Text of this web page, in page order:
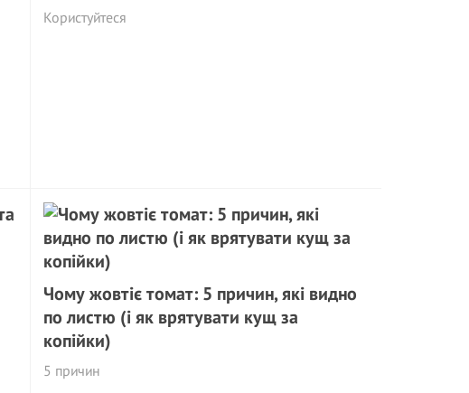
Користуйтеся
Чому жовтіє томат: 5 причин, які видно
по листю (і як врятувати кущ за
копійки)
5 причин